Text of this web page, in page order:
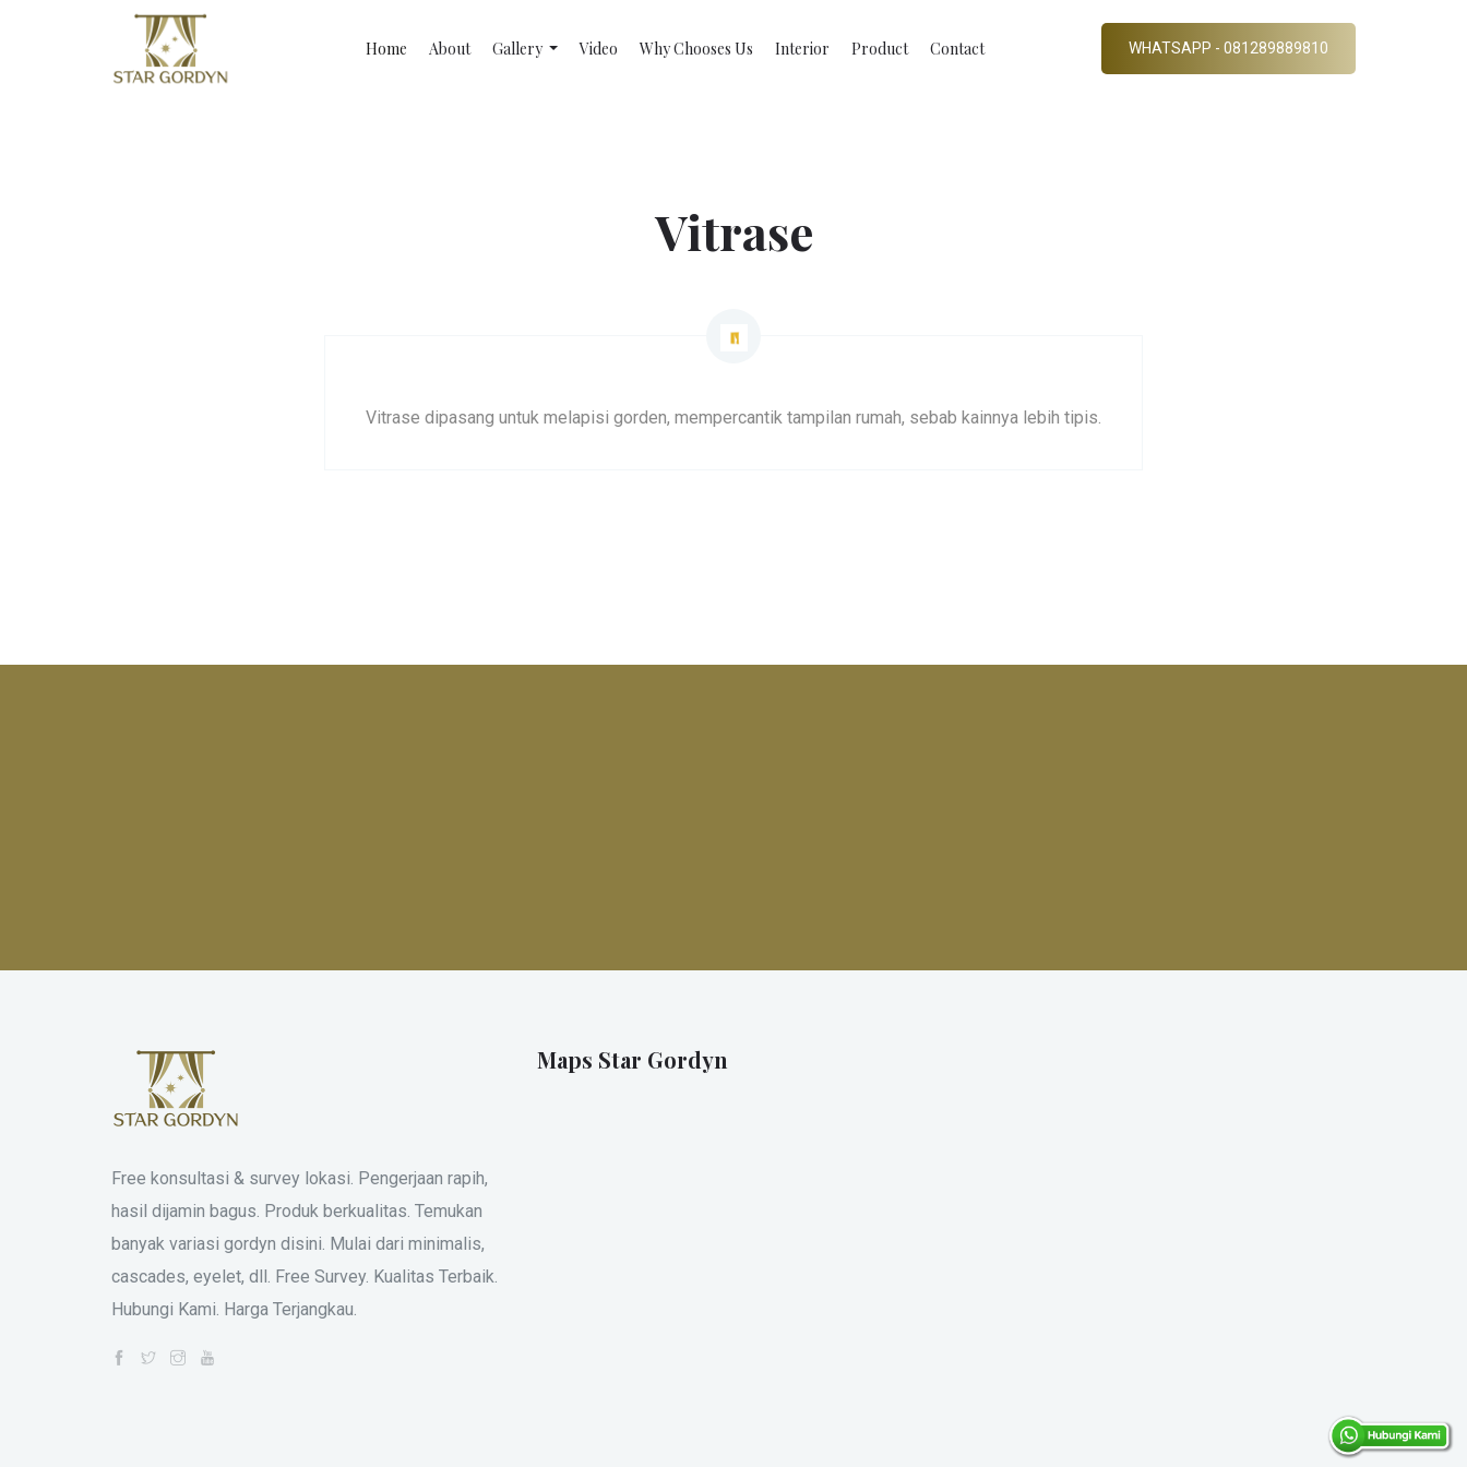
Home About Gallery Video Why Chooses Us Interior Product Contact WHATSAPP - 081289889810
Vitrase
Vitrase dipasang untuk melapisi gorden, mempercantik tampilan rumah, sebab kainnya lebih tipis.
Free konsultasi & survey lokasi. Pengerjaan rapih,
hasil dijamin bagus. Produk berkualitas. Temukan
banyak variasi gordyn disini. Mulai dari minimalis,
cascades, eyelet, dll. Free Survey. Kualitas Terbaik.
Hubungi Kami. Harga Terjangkau.
Maps Star Gordyn